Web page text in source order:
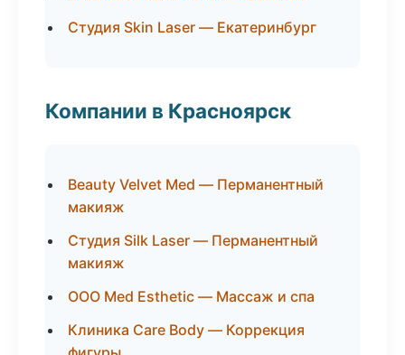
Студия Skin Laser — Екатеринбург
Компании в Красноярск
Beauty Velvet Med — Перманентный
макияж
Студия Silk Laser — Перманентный
макияж
ООО Med Esthetic — Массаж и спа
Клиника Care Body — Коррекция